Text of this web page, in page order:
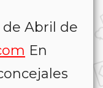
de Abril de
En